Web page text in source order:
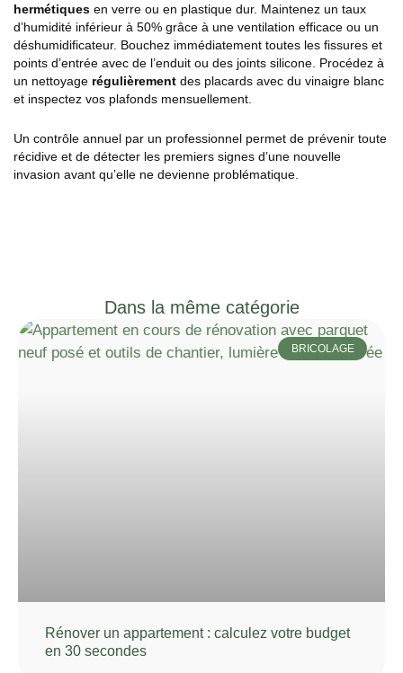
hermétiques en verre ou en plastique dur. Maintenez un taux
d’humidité inférieur à 50% grâce à une ventilation efficace ou un
déshumidificateur. Bouchez immédiatement toutes les fissures et
points d’entrée avec de l’enduit ou des joints silicone. Procédez à
un nettoyage régulièrement des placards avec du vinaigre blanc
et inspectez vos plafonds mensuellement.
Un contrôle annuel par un professionnel permet de prévenir toute
récidive et de détecter les premiers signes d’une nouvelle
invasion avant qu’elle ne devienne problématique.
Dans la même catégorie
BRICOLAGE
Rénover un appartement : calculez votre budget
en 30 secondes